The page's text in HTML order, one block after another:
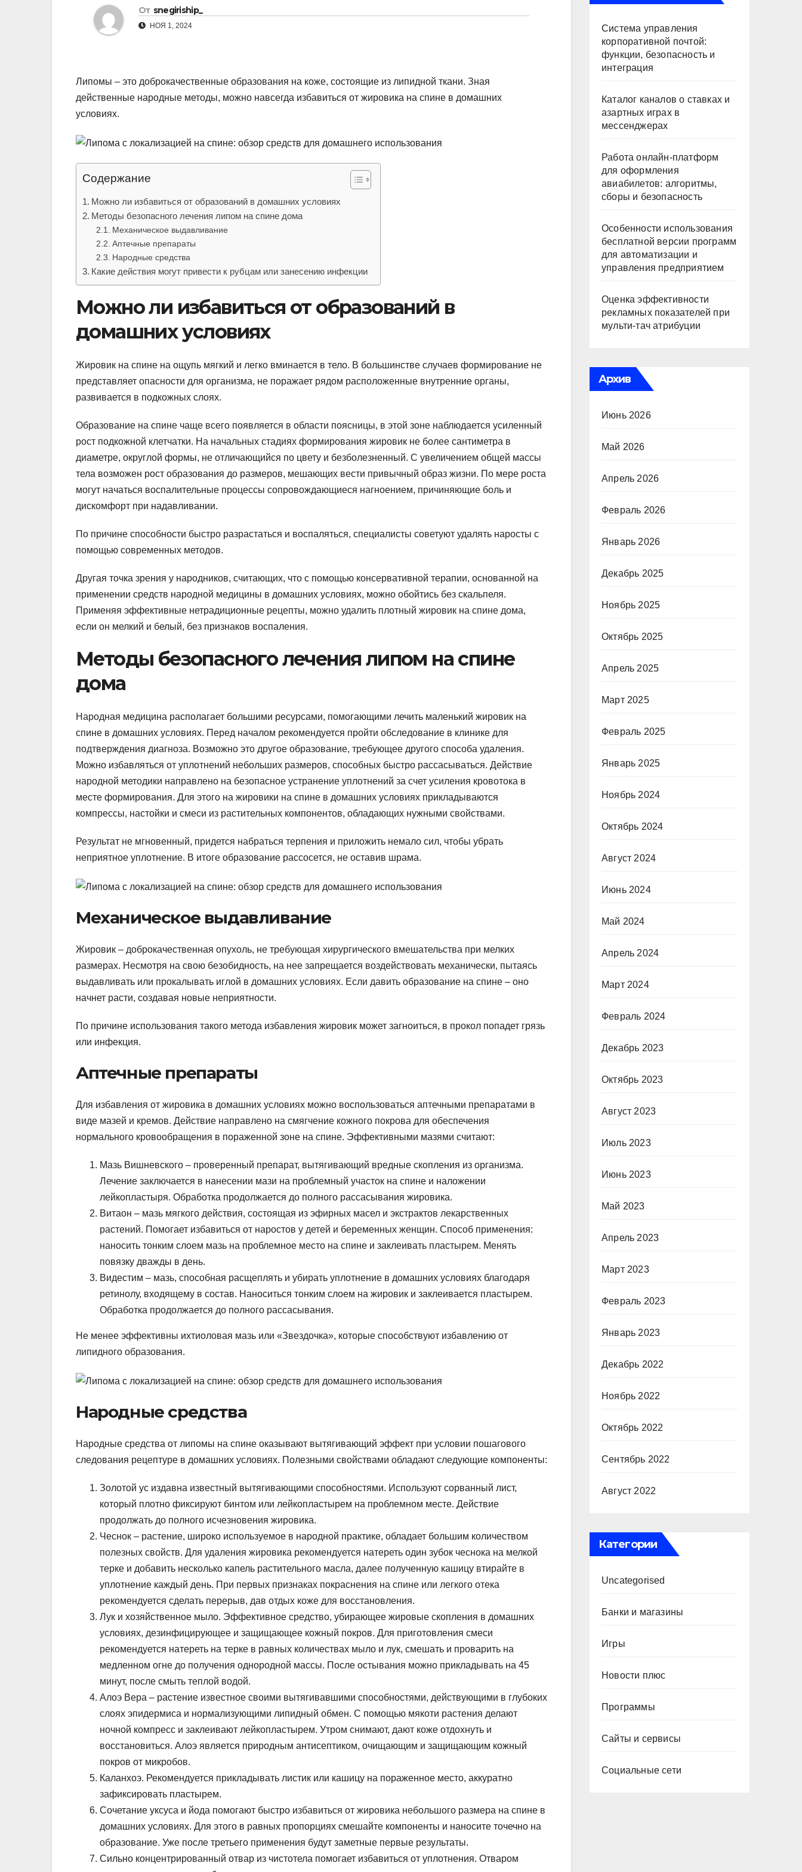
От snegiriship_
НОЯ 1, 2024
Липомы – это доброкачественные образования на коже, состоящие из липидной ткани. Зная
действенные народные методы, можно навсегда избавиться от жировика на спине в домашних
условиях.
Содержание
Можно ли избавиться от образований в домашних условиях
Методы безопасного лечения липом на спине дома
Механическое выдавливание
Аптечные препараты
Народные средства
Какие действия могут привести к рубцам или занесению инфекции
Можно ли избавиться от образований в
домашних условиях
Жировик на спине на ощупь мягкий и легко вминается в тело. В большинстве случаев формирование не
представляет опасности для организма, не поражает рядом расположенные внутренние органы,
развивается в подкожных слоях.
Образование на спине чаще всего появляется в области поясницы, в этой зоне наблюдается усиленный
рост подкожной клетчатки. На начальных стадиях формирования жировик не более сантиметра в
диаметре, округлой формы, не отличающийся по цвету и безболезненный. С увеличением общей массы
тела возможен рост образования до размеров, мешающих вести привычный образ жизни. По мере роста
могут начаться воспалительные процессы сопровождающиеся нагноением, причиняющие боль и
дискомфорт при надавливании.
По причине способности быстро разрастаться и воспаляться, специалисты советуют удалять наросты с
помощью современных методов.
Другая точка зрения у народников, считающих, что с помощью консервативной терапии, основанной на
применении средств народной медицины в домашних условиях, можно обойтись без скальпеля.
Применяя эффективные нетрадиционные рецепты, можно удалить плотный жировик на спине дома,
если он мелкий и белый, без признаков воспаления.
Методы безопасного лечения липом на спине
дома
Народная медицина располагает большими ресурсами, помогающими лечить маленький жировик на
спине в домашних условиях. Перед началом рекомендуется пройти обследование в клинике для
подтверждения диагноза. Возможно это другое образование, требующее другого способа удаления.
Можно избавляться от уплотнений небольших размеров, способных быстро рассасываться. Действие
народной методики направлено на безопасное устранение уплотнений за счет усиления кровотока в
месте формирования. Для этого на жировики на спине в домашних условиях прикладываются
компрессы, настойки и смеси из растительных компонентов, обладающих нужными свойствами.
Результат не мгновенный, придется набраться терпения и приложить немало сил, чтобы убрать
неприятное уплотнение. В итоге образование рассосется, не оставив шрама.
Механическое выдавливание
Жировик – доброкачественная опухоль, не требующая хирургического вмешательства при мелких
размерах. Несмотря на свою безобидность, на нее запрещается воздействовать механически, пытаясь
выдавливать или прокалывать иглой в домашних условиях. Если давить образование на спине – оно
начнет расти, создавая новые неприятности.
По причине использования такого метода избавления жировик может загноиться, в прокол попадет грязь
или инфекция.
Аптечные препараты
Для избавления от жировика в домашних условиях можно воспользоваться аптечными препаратами в
виде мазей и кремов. Действие направлено на смягчение кожного покрова для обеспечения
нормального кровообращения в пораженной зоне на спине. Эффективными мазями считают:
Мазь Вишневского – проверенный препарат, вытягивающий вредные скопления из организма.
Лечение заключается в нанесении мази на проблемный участок на спине и наложении
лейкопластыря. Обработка продолжается до полного рассасывания жировика.
Витаон – мазь мягкого действия, состоящая из эфирных масел и экстрактов лекарственных
растений. Помогает избавиться от наростов у детей и беременных женщин. Способ применения:
наносить тонким слоем мазь на проблемное место на спине и заклеивать пластырем. Менять
повязку дважды в день.
Видестим – мазь, способная расщеплять и убирать уплотнение в домашних условиях благодаря
ретинолу, входящему в состав. Наноситься тонким слоем на жировик и заклеивается пластырем.
Обработка продолжается до полного рассасывания.
Не менее эффективны ихтиоловая мазь или «Звездочка», которые способствуют избавлению от
липидного образования.
Народные средства
Народные средства от липомы на спине оказывают вытягивающий эффект при условии пошагового
следования рецептуре в домашних условиях. Полезными свойствами обладают следующие компоненты:
Золотой ус издавна известный вытягивающими способностями. Используют сорванный лист,
который плотно фиксируют бинтом или лейкопластырем на проблемном месте. Действие
продолжать до полного исчезновения жировика.
Чеснок – растение, широко используемое в народной практике, обладает большим количеством
полезных свойств. Для удаления жировика рекомендуется натереть один зубок чеснока на мелкой
терке и добавить несколько капель растительного масла, далее полученную кашицу втирайте в
уплотнение каждый день. При первых признаках покраснения на спине или легкого отека
рекомендуется сделать перерыв, дав отдых коже для восстановления.
Лук и хозяйственное мыло. Эффективное средство, убирающее жировые скопления в домашних
условиях, дезинфицирующее и защищающее кожный покров. Для приготовления смеси
рекомендуется натереть на терке в равных количествах мыло и лук, смешать и проварить на
медленном огне до получения однородной массы. После остывания можно прикладывать на 45
минут, после смыть теплой водой.
Алоэ Вера – растение известное своими вытягивавшими способностями, действующими в глубоких
слоях эпидермиса и нормализующими липидный обмен. С помощью мякоти растения делают
ночной компресс и заклеивают лейкопластырем. Утром снимают, дают коже отдохнуть и
восстановиться. Алоэ является природным антисептиком, очищающим и защищающим кожный
покров от микробов.
Каланхоэ. Рекомендуется прикладывать листик или кашицу на пораженное место, аккуратно
зафиксировать пластырем.
Сочетание уксуса и йода помогают быстро избавиться от жировика небольшого размера на спине в
домашних условиях. Для этого в равных пропорциях смешайте компоненты и наносите точечно на
образование. Уже после третьего применения будут заметные первые результаты.
Сильно концентрированный отвар из чистотела помогает избавиться от уплотнения. Отваром
Система управления
корпоративной почтой:
функции, безопасность и
интеграция
Каталог каналов о ставках и
азартных играх в
мессенджерах
Работа онлайн‑платформ
для оформления
авиабилетов: алгоритмы,
сборы и безопасность
Особенности использования
бесплатной версии программ
для автоматизации и
управления предприятием
Оценка эффективности
рекламных показателей при
мульти-тач атрибуции
Архив
Июнь 2026
Май 2026
Апрель 2026
Февраль 2026
Январь 2026
Декабрь 2025
Ноябрь 2025
Октябрь 2025
Апрель 2025
Март 2025
Февраль 2025
Январь 2025
Ноябрь 2024
Октябрь 2024
Август 2024
Июнь 2024
Май 2024
Апрель 2024
Март 2024
Февраль 2024
Декабрь 2023
Октябрь 2023
Август 2023
Июль 2023
Июнь 2023
Май 2023
Апрель 2023
Март 2023
Февраль 2023
Январь 2023
Декабрь 2022
Ноябрь 2022
Октябрь 2022
Сентябрь 2022
Август 2022
Категории
Uncategorised
Банки и магазины
Игры
Новости плюс
Программы
Сайты и сервисы
Социальные сети